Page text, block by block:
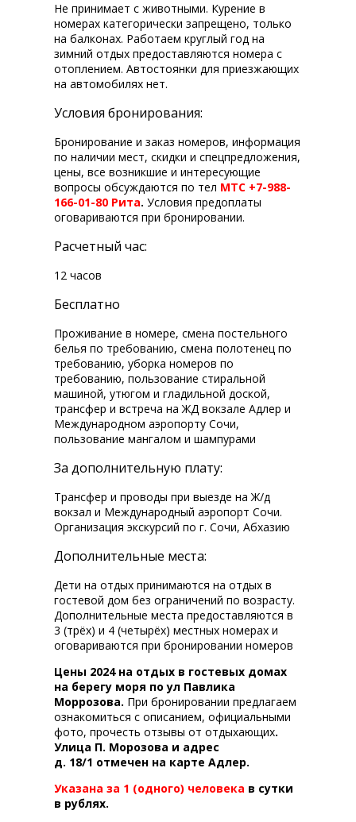
Не принимает с животными. Курение в
номерах категорически запрещено, только
на балконах. Работаем круглый год на
зимний отдых предоставляются номера с
отоплением. Автостоянки для приезжающих
на автомобилях нет.
Условия бронирования:
Бронирование и заказ номеров, информация
по наличии мест, скидки и спецпредложения,
цены, все возникшие и интересующие
вопросы обсуждаются по тел МТС +7-988-
166-01-80 Рита. Условия предоплаты
оговариваются при бронировании.
Расчетный час:
12 часов
Бесплатно
Проживание в номере, смена постельного
белья по требованию, смена полотенец по
требованию, уборка номеров по
требованию, пользование стиральной
машиной, утюгом и гладильной доской,
трансфер и встреча на ЖД вокзале Адлер и
Международном аэропорту Сочи,
пользование мангалом и шампурами
За дополнительную плату:
Трансфер и проводы при выезде на Ж/д
вокзал и Международный аэропорт Сочи.
Организация экскурсий по г. Сочи, Абхазию
Дополнительные места:
Дети на отдых принимаются на отдых в
гостевой дом без ограничений по возрасту.
Дополнительные места предоставляются в
3 (трёх) и 4 (четырёх) местных номерах и
оговариваются при бронировании номеров
Цены 2024 на отдых в гостевых домах
на берегу моря по ул Павлика
Моррозова. При бронировании предлагаем
ознакомиться с описанием, официальными
фото, прочесть отзывы от отдыхающих.
Улица П. Морозова и адрес
д. 18/1 отмечен на карте Адлер.
Указана за 1 (одного) человека в сутки
в рублях.